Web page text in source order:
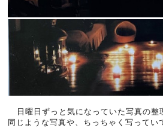
日曜日ずっと気になっていた写真の整
同じような写真や、ちっちゃく写ってい